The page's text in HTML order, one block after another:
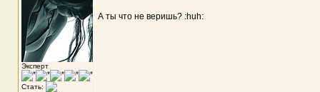
Эксперт
Стать:
А ты что не веришь? :huh: